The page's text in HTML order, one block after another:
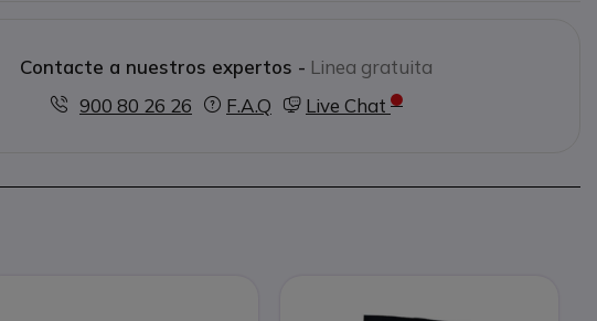
Contacte a nuestros expertos - Linea gratuita
900 80 26 26
F.A.Q Live Chat